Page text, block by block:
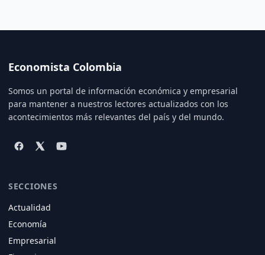
Economista Colombia
Somos un portal de información económica y empresarial
para mantener a nuestros lectores actualizados con los
acontecimientos más relevantes del país y del mundo.
SECCIONES
Actualidad
Economía
Empresarial